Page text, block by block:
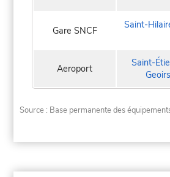
Gare SNCF Saint-
Aeroport
Saint-
Geoirs
Source : Base permanente des